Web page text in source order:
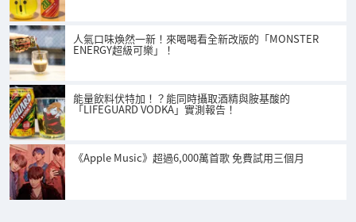
人氣口味煥然一新！來喝喝看全新改版的「MONSTER
ENERGY超級可樂」！
能量飲料伏特加！？能同時攝取酒精與胺基酸的
「LIFEGUARD VODKA」實測報告！
《Apple Music》超過6,000萬首歌 免費試用三個月